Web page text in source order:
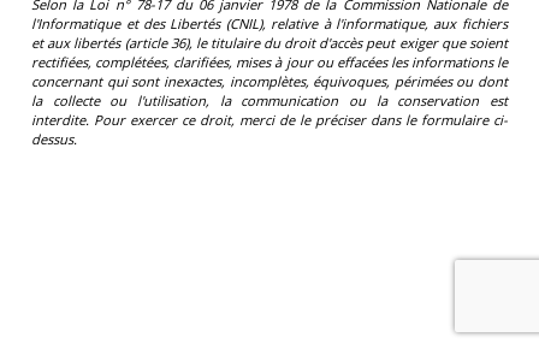
Selon la Loi n° 78-17 du 06 janvier 1978 de la Commission Nationale de
l'Informatique et des Libertés (CNIL), relative à l'informatique, aux fichiers
et aux libertés (article 36), le titulaire du droit d'accès peut exiger que soient
rectifiées, complétées, clarifiées, mises à jour ou effacées les informations le
concernant qui sont inexactes, incomplètes, équivoques, périmées ou dont
la collecte ou l'utilisation, la communication ou la conservation est
interdite. Pour exercer ce droit, merci de le préciser dans le formulaire ci-
dessus.